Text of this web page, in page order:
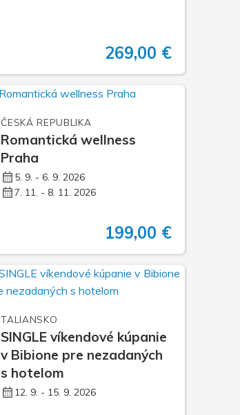
269,00 €
ČESKÁ REPUBLIKA
Romantická wellness
Praha
5. 9. - 6. 9. 2026
7. 11. - 8. 11. 2026
199,00 €
TALIANSKO
SINGLE víkendové kúpanie
v Bibione pre nezadaných
s hotelom
12. 9. - 15. 9. 2026